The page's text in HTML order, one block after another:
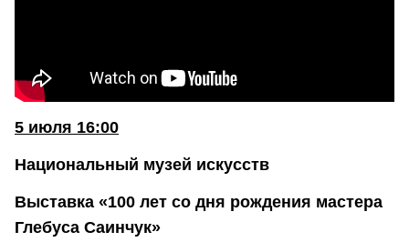
5 июля 16:00
Национальный музей искусств
Выставка «100 лет со дня рождения мастера
Глебуса Саинчук»